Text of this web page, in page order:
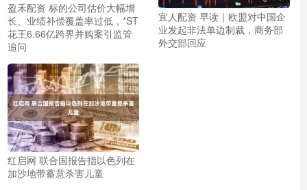
盈禾配资 标的公司估价大幅增
长、业绩补偿覆盖率过低，*ST
花王6.66亿跨界并购案引监管
追问
宜人配资 早读｜欧盟对中国企
业发起非法单边制裁，商务部
外交部回应
红启网 联合国报告指以色列在
加沙地带蓄意杀害儿童